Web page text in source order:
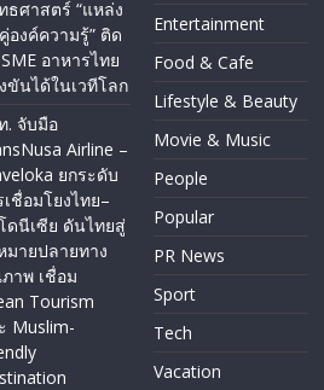
ธศาสตร์ “แหล่ง
องค์ความรู้” ติด
อาหารไทย
ขันได้ในเวทีโลก
. จับมือ
Airline –
ยกระดับ
เชื่อมโยงไทย–
ดนีเซีย ดันไทยสู่
มายปลายทาง
าพ เชื่อม
Tourism
Muslim-
Entertainment
Food & Cafe
Lifestyle & Beauty
Movie & Music
People
Popular
PR News
Sport
Tech
Vacation